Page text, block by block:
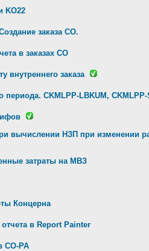
KO22
заказа СО.
в заказах СО
внутреннего заказа
периода. CKMLPP-LBKUM, CKMLPP-
вычислении НЗП при изменении
затраты на МВЗ
Концерна
в Report Painter
CO-PA